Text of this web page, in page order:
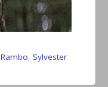
Rambo, Sylvester